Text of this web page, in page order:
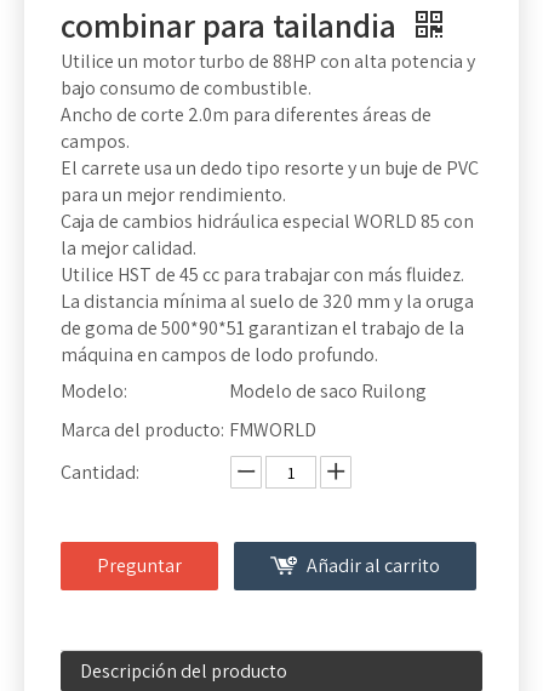
combinar para tailandia
Utilice un motor turbo de 88HP con alta potencia y
bajo consumo de combustible.
Ancho de corte 2.0m para diferentes áreas de
campos.
El carrete usa un dedo tipo resorte y un buje de PVC
para un mejor rendimiento.
Caja de cambios hidráulica especial WORLD 85 con
la mejor calidad.
Utilice HST de 45 cc para trabajar con más fluidez.
La distancia mínima al suelo de 320 mm y la oruga
de goma de 500*90*51 garantizan el trabajo de la
máquina en campos de lodo profundo.
Modelo:
Modelo de saco Ruilong
Marca del producto: FMWORLD
Cantidad:
Preguntar Añadir al carrito
Descripción del producto